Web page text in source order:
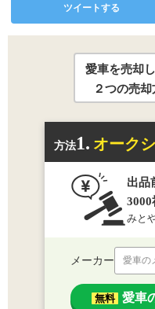
ツイートする
愛車を売却
２つの売却
方法1. オーク
出品
3000
みと
メーカー 愛車の
無料 愛車